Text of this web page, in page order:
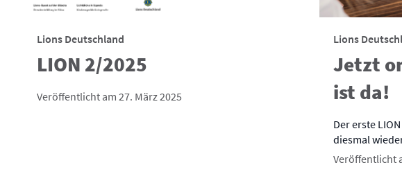
Lions Deutschland
LION 2/2025
Veröffentlicht am 27. März 2025
Lions
Jetzt
ist da!
Der erste
diesmal
Veröffentlicht